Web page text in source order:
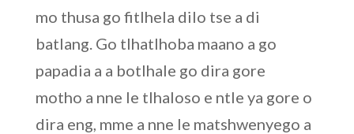
mo thusa go fitlhela dilo tse a di
batlang. Go tlhatlhoba maano a go
papadia a a botlhale go dira gore
motho a nne le tlhaloso e ntle ya gore o
dira eng, mme a nne le matshwenyego a